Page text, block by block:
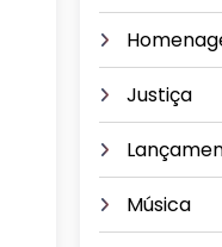
Justiça
Música